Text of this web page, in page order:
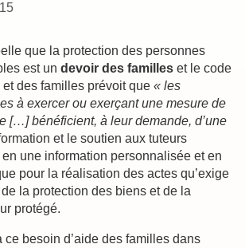
que la protection des personnes
est un devoir des familles et le code
et des familles prévoit que « les
à exercer ou exerçant une mesure de
[…] bénéficient, à leur demande, d’une
et le soutien aux tuteurs
une information personnalisée et en
pour la réalisation des actes qu’exige
la protection des biens et de la
protégé.
ce besoin d’aide des familles dans